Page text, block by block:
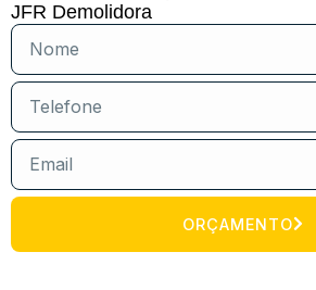
JFR Demolidora
ORÇAMENTO